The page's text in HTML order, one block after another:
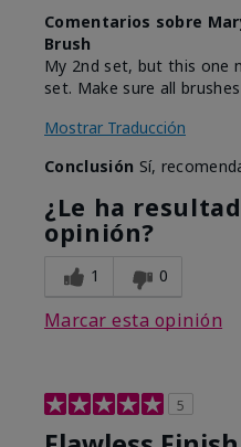
Comentarios sobre
Brush
My 2nd set, but this one
set. Make sure all
Mostrar Traducción
Conclusión Sí,
¿Le ha
opinión?
1 0
Marcar esta opinión
5